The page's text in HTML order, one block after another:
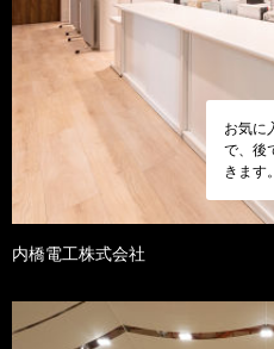
お気に
で、後
きます。
内橋電工株式会社